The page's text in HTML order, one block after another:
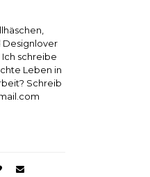
Designlover
schreibe
Leben in
Schreib